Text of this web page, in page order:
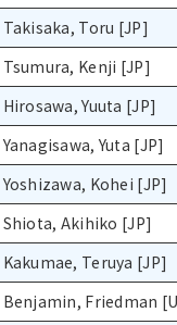
Takisaka, Toru [JP]
Tsumura, Kenji [JP]
Hirosawa, Yuuta [JP]
Yanagisawa, Yuta [JP]
Yoshizawa, Kohei [JP]
Shiota, Akihiko [JP]
Kakumae, Teruya [JP]
Benjamin, Friedman